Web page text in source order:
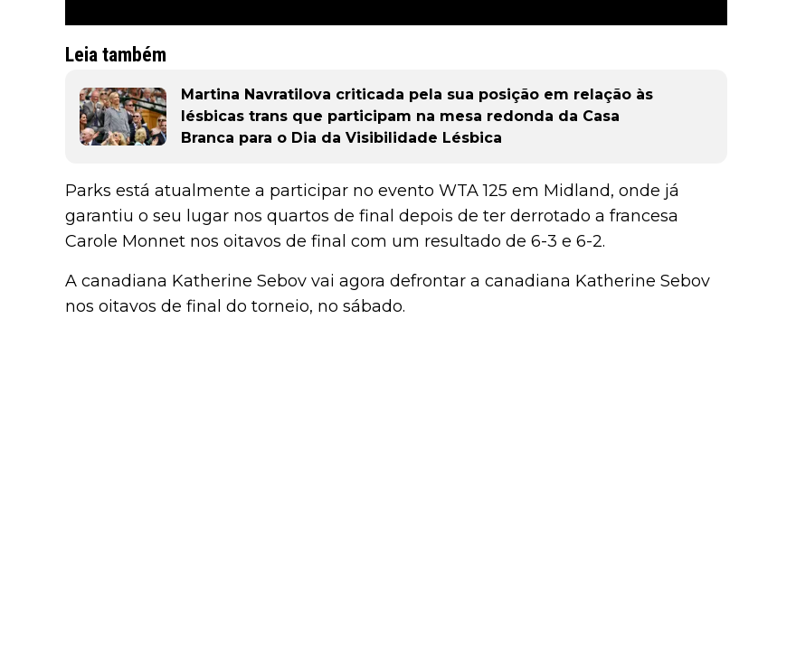
Leia também
Martina Navratilova criticada pela sua posição em relação às
lésbicas trans que participam na mesa redonda da Casa
Branca para o Dia da Visibilidade Lésbica
Parks está atualmente a participar no evento WTA 125 em Midland, onde já
garantiu o seu lugar nos quartos de final depois de ter derrotado a francesa
Carole Monnet nos oitavos de final com um resultado de 6-3 e 6-2.
A canadiana Katherine Sebov vai agora defrontar a canadiana Katherine Sebov
nos oitavos de final do torneio, no sábado.